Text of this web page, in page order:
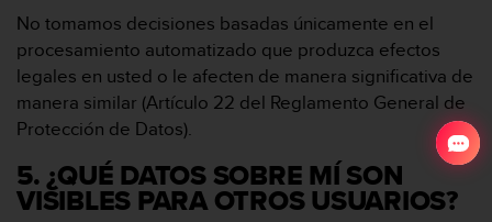
No tomamos decisiones basadas únicamente en el
procesamiento automatizado que produzca efectos
legales en usted o le afecten de manera significativa de
manera similar (Artículo 22 del Reglamento General de
Protección de Datos).
5. ¿QUÉ DATOS SOBRE MÍ SON
VISIBLES PARA OTROS USUARIOS?